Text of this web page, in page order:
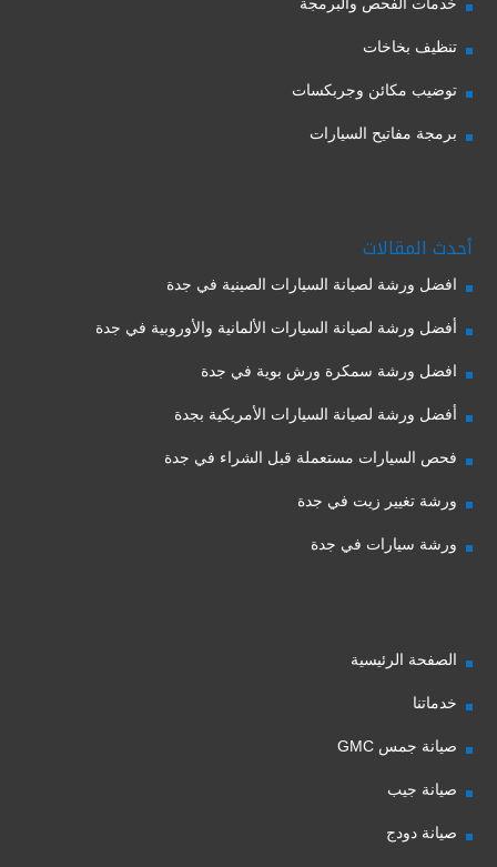
خدمات الفحص والبرمجة
تنظيف بخاخات
توضيب مكائن وجربكسات
برمجة مفاتيح السيارات
أحدث المقالات
افضل ورشة لصيانة السيارات الصينية في جدة
أفضل ورشة لصيانة السيارات الألمانية والأوروبية في جدة
افضل ورشة سمكرة ورش بوية في جدة
أفضل ورشة لصيانة السيارات الأمريكية بجدة
فحص السيارات مستعملة قبل الشراء في جدة
ورشة تغيير زيت في جدة
ورشة سيارات في جدة
الصفحة الرئيسية
خدماتنا
صيانة جمس GMC
صيانة جيب
صيانة دودج